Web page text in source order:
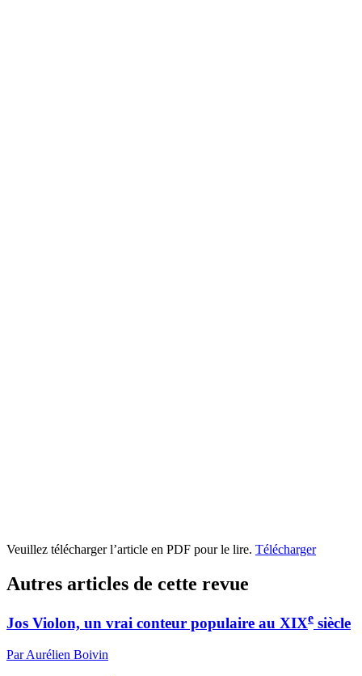
Veuillez télécharger l’article en PDF pour le lire. Télécharger
Autres articles de cette revue
Jos Violon, un vrai conteur populaire au XIXe siècle
Par Aurélien Boivin